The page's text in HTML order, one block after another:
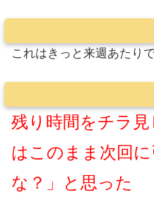
これはきっと来週あたり
残り時間をチラ
はこのまま次回
な？」と思った